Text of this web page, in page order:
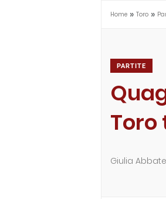
Home » Toro »
PARTITE
Toro
Giulia Abbate